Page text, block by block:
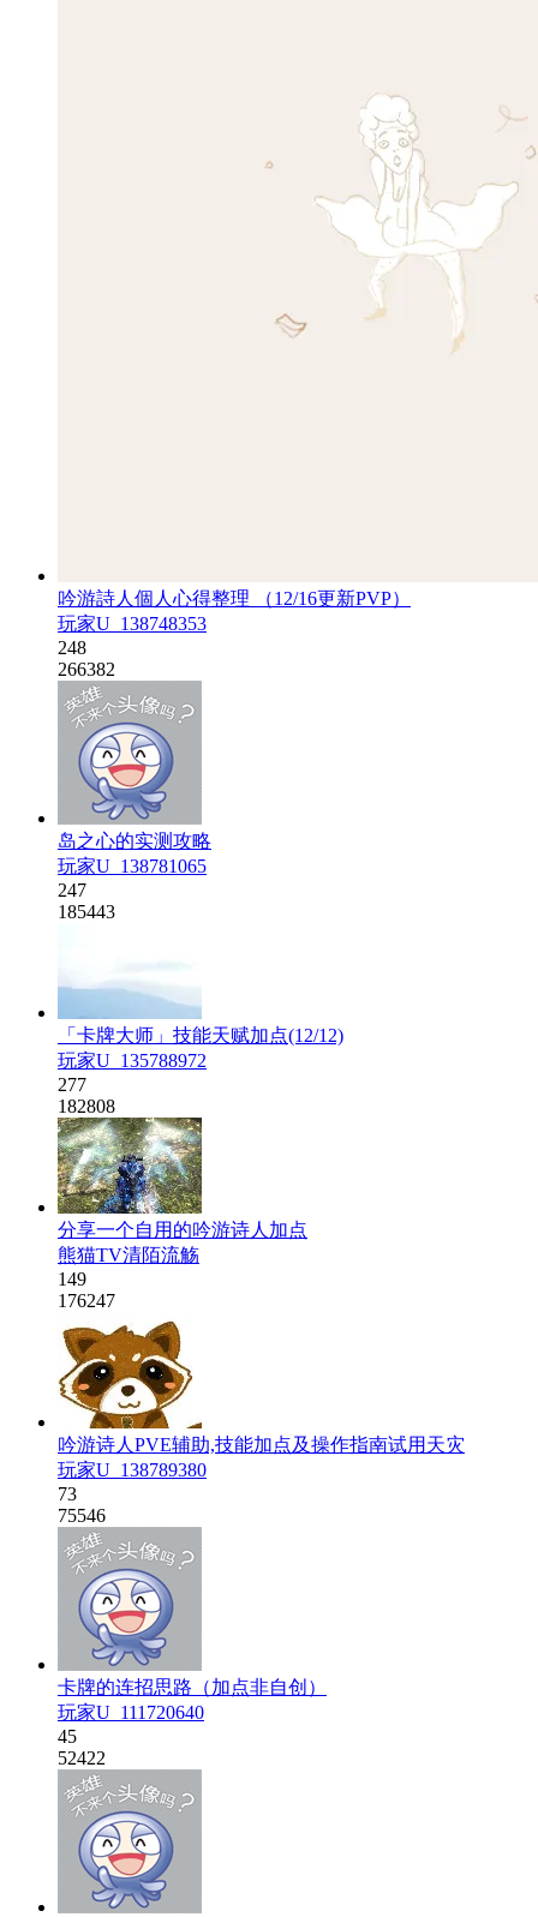
吟游詩人個人心得整理 （12/16更新PVP）
玩家U_138748353
248
266382
岛之心的实测攻略
玩家U_138781065
247
185443
「卡牌大师」技能天赋加点(12/12)
玩家U_135788972
277
182808
分享一个自用的吟游诗人加点
熊猫TV清陌流觞
149
176247
吟游诗人PVE辅助,技能加点及操作指南试用天灾
玩家U_138789380
73
75546
卡牌的连招思路（加点非自创）
玩家U_111720640
45
52422